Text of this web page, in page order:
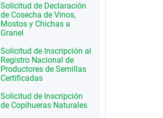
Solicitud de Declaración
de Cosecha de Vinos,
Mostos y Chichas a
Granel
Solicitud de Inscripción al
Registro Nacional de
Productores de Semillas
Certificadas
Solicitud de Inscripción
de Copihueras Naturales